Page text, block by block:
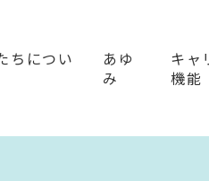
ちについ
あゆ
み
キャ
機能